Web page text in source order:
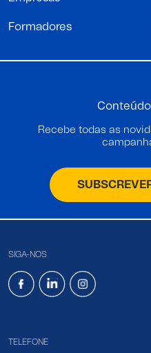
Formadores
Recebe todas as
SIGA-NOS
TELEFONE